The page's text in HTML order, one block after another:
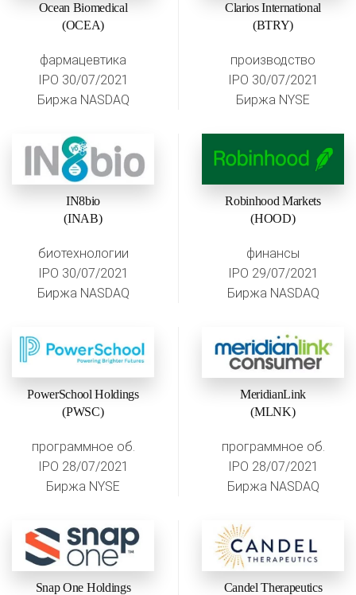
Ocean Biomedical
(OCEA)
фармацевтика
IPO 30/07/2021
Биржа NASDAQ
Clarios International
(BTRY)
производство
IPO 30/07/2021
Биржа NYSE
IN8bio
(INAB)
биотехнологии
IPO 30/07/2021
Биржа NASDAQ
Robinhood Markets
(HOOD)
финансы
IPO 29/07/2021
Биржа NASDAQ
PowerSchool Holdings
(PWSC)
программное об.
IPO 28/07/2021
Биржа NYSE
MeridianLink
(MLNK)
программное об.
IPO 28/07/2021
Биржа NASDAQ
Snap One Holdings
Candel Therapeutics